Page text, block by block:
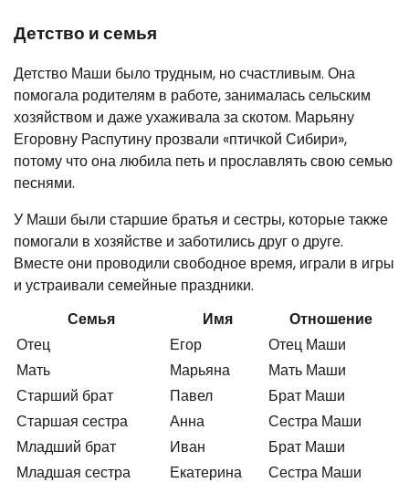
Детство и семья
Детство Маши было трудным, но счастливым. Она
помогала родителям в работе, занималась сельским
хозяйством и даже ухаживала за скотом. Марьяну
Егоровну Распутину прозвали «птичкой Сибири»,
потому что она любила петь и прославлять свою семью
песнями.
У Маши были старшие братья и сестры, которые также
помогали в хозяйстве и заботились друг о друге.
Вместе они проводили свободное время, играли в игры
и устраивали семейные праздники.
Семья
Имя
Отношение
Отец
Егор
Отец Маши
Мать
Марьяна
Мать Маши
Старший брат
Павел
Брат Маши
Старшая сестра
Анна
Сестра Маши
Младший брат
Иван
Брат Маши
Младшая сестра
Екатерина Сестра Маши